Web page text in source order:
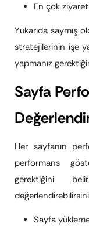
En çok
Yukarıda saymış
stratejilerinin işe
yapmanız
Sayfa
Her sayfanın
performans
gerektiğini
Sayfa yükleme